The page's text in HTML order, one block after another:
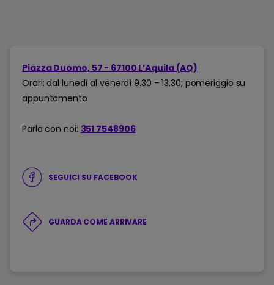
Piazza Duomo, 57 - 67100 L’Aquila (AQ)
Orari: dal lunedì al venerdì 9.30 – 13.30; pomeriggio su
appuntamento
Parla con noi: 351 7548906
SEGUICI SU FACEBOOK
GUARDA COME ARRIVARE